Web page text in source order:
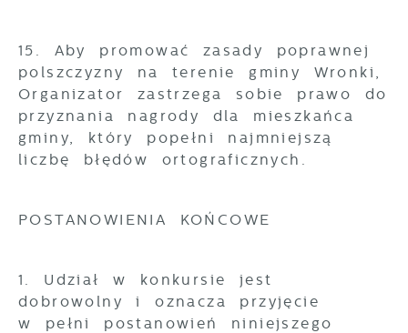
15. Aby promować zasady poprawnej
polszczyzny na terenie gminy Wronki,
Organizator zastrzega sobie prawo do
przyznania nagrody dla mieszkańca
gminy, który popełni najmniejszą
liczbę błędów ortograficznych.
POSTANOWIENIA KOŃCOWE
1. Udział w konkursie jest
dobrowolny i oznacza przyjęcie
w pełni postanowień niniejszego